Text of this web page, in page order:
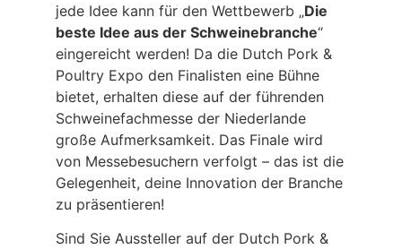
jede Idee kann für den Wettbewerb „Die
beste Idee aus der Schweinebranche“
eingereicht werden! Da die Dutch Pork &
Poultry Expo den Finalisten eine Bühne
bietet, erhalten diese auf der führenden
Schweinefachmesse der Niederlande
große Aufmerksamkeit. Das Finale wird
von Messebesuchern verfolgt – das ist die
Gelegenheit, deine Innovation der Branche
zu präsentieren!
Sind Sie Aussteller auf der Dutch Pork &